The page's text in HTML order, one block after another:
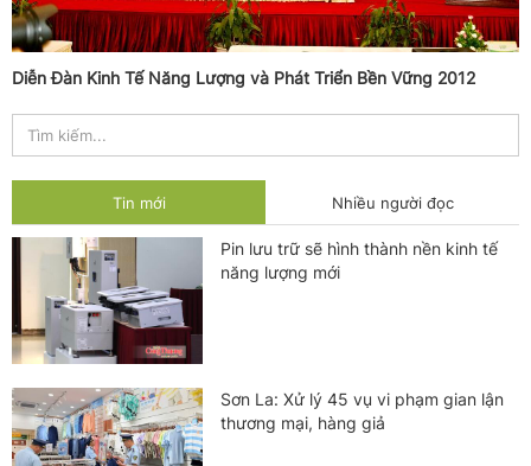
Diễn Đàn Kinh Tế Năng Lượng và Phát Triển Bền Vững 2012
Tin mới Nhiều người đọc
Pin lưu trữ sẽ hình thành nền kinh tế
năng lượng mới
Sơn La: Xử lý 45 vụ vi phạm gian lận
thương mại, hàng giả